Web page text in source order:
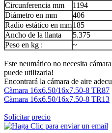
Circunferencia mm
1194
Diámetro en mm
406
Radio estático en mm185
Ancho de la llanta
5.375
Peso en kg :
~
Este neumático no necesita
puede utilizarla!
Encontrará la cámara de aire
Càmara 16x6.50/16x7.50-8 TR87
Càmara 16x6.50/16x7.50-8 TR13
Solicitar precio